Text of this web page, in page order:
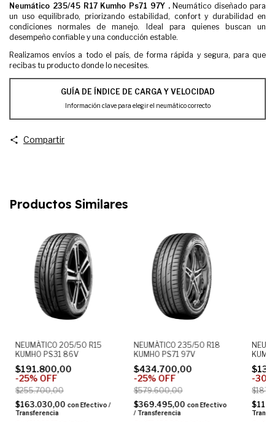
Neumático 235/45 R17 Kumho Ps71 97Y .Neumático diseñado para
un uso equilibrado, priorizando estabilidad, confort y durabilidad en
condiciones normales de manejo. Ideal para quienes buscan un
desempeño confiable y una conducción estable.
Realizamos envíos a todo el país, de forma rápida y segura, para que
recibas tu producto donde lo necesites.
GUÍA DE ÍNDICE DE CARGA Y VELOCIDAD
Información clave para elegir el neumático correcto
Compartir
Productos Similares
NEUMÁTICO 205/50 R15
KUMHO PS31 86V
$191.800,00
-25% OFF
$255.700,00
$163.030,00 con Efectivo /
Transferencia
NEUMÁTICO 235/50 R18
KUMHO PS71 97V
$434.700,00
-25% OFF
$579.600,00
$369.495,00 con Efectivo
/ Transferencia
-30